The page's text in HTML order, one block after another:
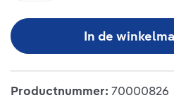
In de
Productnummer: 70000826